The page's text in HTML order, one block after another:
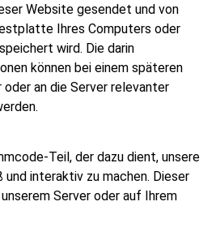
Website gesendet und von
Ihres Computers oder
wird. Die darin
können bei einem späteren
oder an die Server relevanter
Teil, der dazu dient, unsere
interaktiv zu machen. Dieser
Server oder auf Ihrem